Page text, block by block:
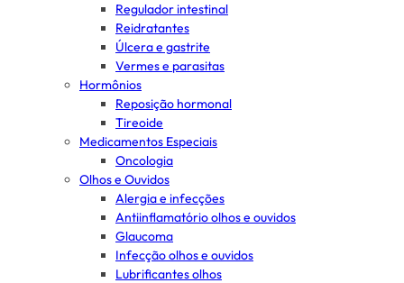
Regulador intestinal
Reidratantes
Úlcera e gastrite
Vermes e parasitas
Hormônios
Reposição hormonal
Tireoide
Medicamentos Especiais
Oncologia
Olhos e Ouvidos
Alergia e infecções
Antiinflamatório olhos e ouvidos
Glaucoma
Infecção olhos e ouvidos
Lubrificantes olhos